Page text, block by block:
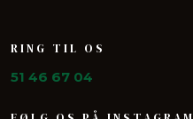
​RING TIL OS
51 46 67 04